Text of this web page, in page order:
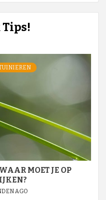
MOET JE OP
AGO